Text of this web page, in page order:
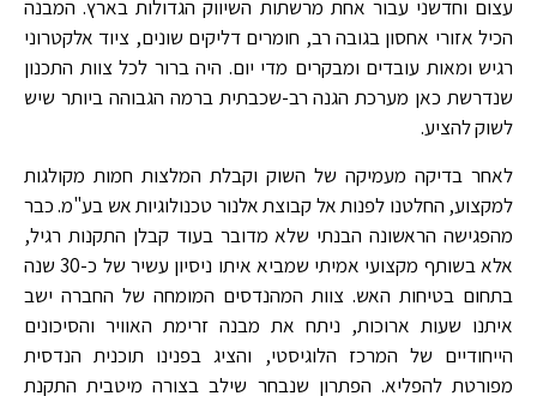
עצום וחדשני עבור אחת מרשתות השיווק הגדולות בארץ. המבנה
הכיל אזורי אחסון בגובה רב, חומרים דליקים שונים, ציוד אלקטרוני
רגיש ומאות עובדים ומבקרים מדי יום. היה ברור לכל צוות התכנון
שנדרשת כאן מערכת הגנה רב-שכבתית ברמה הגבוהה ביותר שיש
לשוק להציע.
לאחר בדיקה מעמיקה של השוק וקבלת המלצות חמות מקולגות
למקצוע, החלטנו לפנות אל קבוצת אלנור טכנולוגיות אש בע"מ. כבר
מהפגישה הראשונה הבנתי שלא מדובר בעוד קבלן התקנות רגיל,
אלא בשותף מקצועי אמיתי שמביא איתו ניסיון עשיר של כ-30 שנה
בתחום בטיחות האש. צוות המהנדסים המומחה של החברה ישב
איתנו שעות ארוכות, ניתח את מבנה זרימת האוויר והסיכונים
הייחודיים של המרכז הלוגיסטי, והציג בפנינו תוכנית הנדסית
מפורטת להפליא. הפתרון שנבחר שילב בצורה מיטבית התקנת